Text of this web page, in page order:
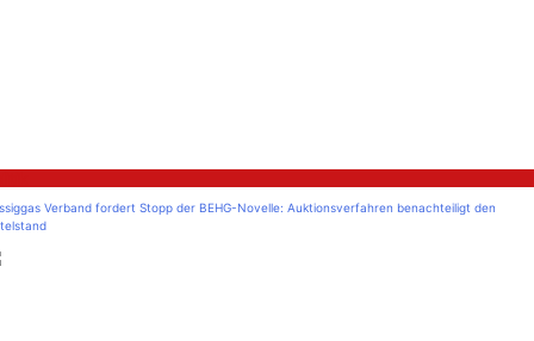
Verband fordert Stopp der BEHG-Novelle: Auktionsverfahren benachteiligt den